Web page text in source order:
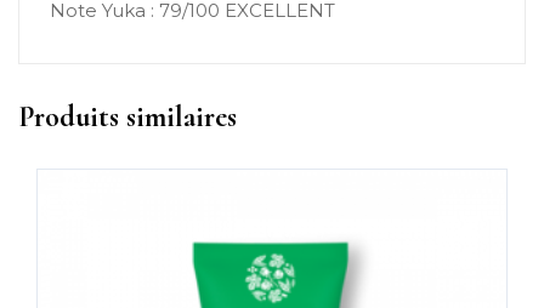
Note Yuka : 79/100 EXCELLENT
Produits similaires